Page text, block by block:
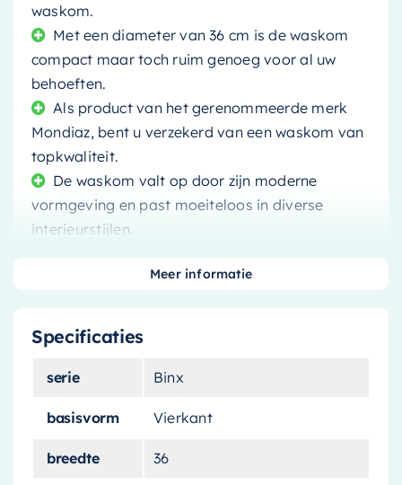
waskom.
Met een diameter van 36 cm is de waskom
compact maar toch ruim genoeg voor al uw
behoeften.
Als product van het gerenommeerde merk
Mondiaz, bent u verzekerd van een waskom van
topkwaliteit.
De waskom valt op door zijn moderne
vormgeving en past moeiteloos in diverse
interieurstijlen.
waardoor u snel van uw nieuwe aanwinst kunt
Transformeer uw badkamer met de elegante en
waskom belichaamt de perfecte combinatie van
Specificaties
serie Binx
basisvorm Vierkant
breedte 36
Meer informatie